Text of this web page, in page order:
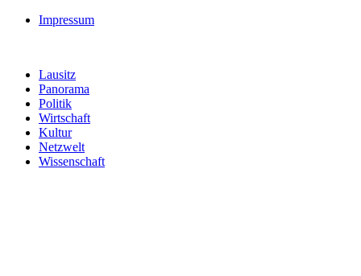
Impressum
Lausitz
Panorama
Politik
Wirtschaft
Kultur
Netzwelt
Wissenschaft